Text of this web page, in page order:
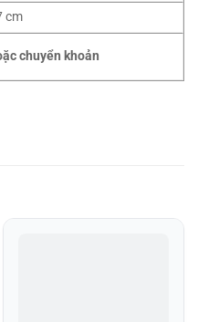
cm
chuyển khoản